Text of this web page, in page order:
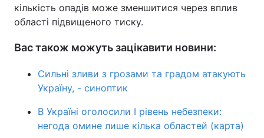
кількість опадів може зменшитися через вплив
області підвищеного тиску.
Вас також можуть зацікавити новини:
Сильні зливи з грозами та градом атакують
Україну, - синоптик
В Україні оголосили I рівень небезпеки:
негода омине лише кілька областей (карта)